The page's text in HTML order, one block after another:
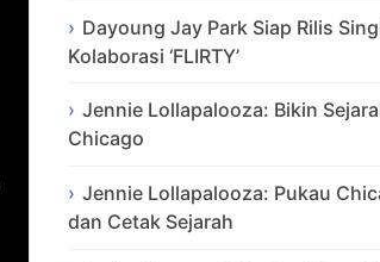
Dayoung Jay Park Siap Rilis
Kolaborasi ‘FLIRTY’
Jennie Lollapalooza: Bikin
Chicago
Jennie Lollapalooza: Pukau
dan Cetak Sejarah